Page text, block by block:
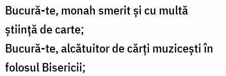
Bucură-te, monah smerit și cu multă
știință de carte;
Bucură-te, alcătuitor de cărți muzicești în
folosul Bisericii;